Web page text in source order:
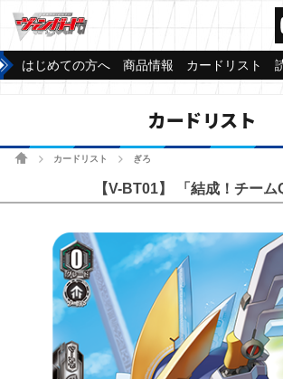
はじめての方へ 商品情報 カードリスト
カードリスト
ホームカードリスト ぎろ
【V-BT01】 「結成！チーム